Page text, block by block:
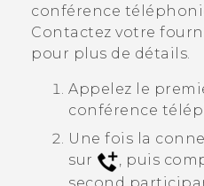
conférence
Contactez votre
pour plus de détails.
Appelez le
conférence
Une fois la
sur
, puis